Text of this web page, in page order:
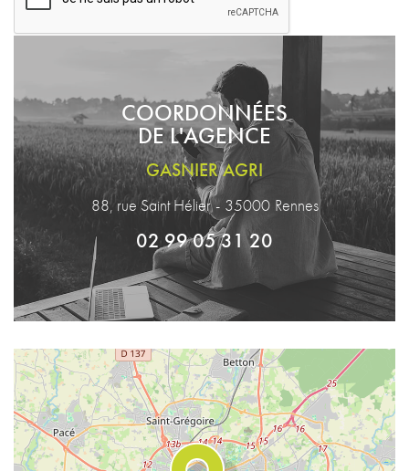
COORDONNÉES
DE L'AGENCE
GASNIER AGRI
88, rue Saint Hélier - 35000 Rennes
02 99 05 31 20